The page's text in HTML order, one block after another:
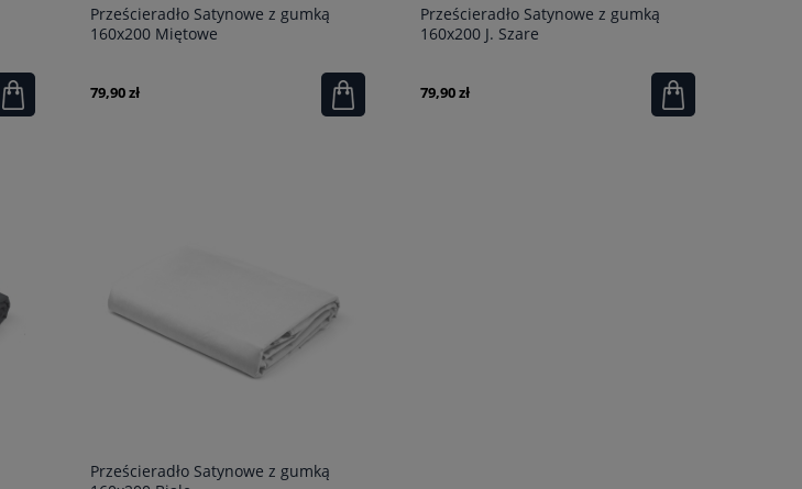
Prześcieradło Satynowe z gumką
160x200 Miętowe
79,90 zł
Prześcieradło Satynowe z gumką
160x200 J. Szare
79,90 zł
Prześcieradło Satynowe z gumką